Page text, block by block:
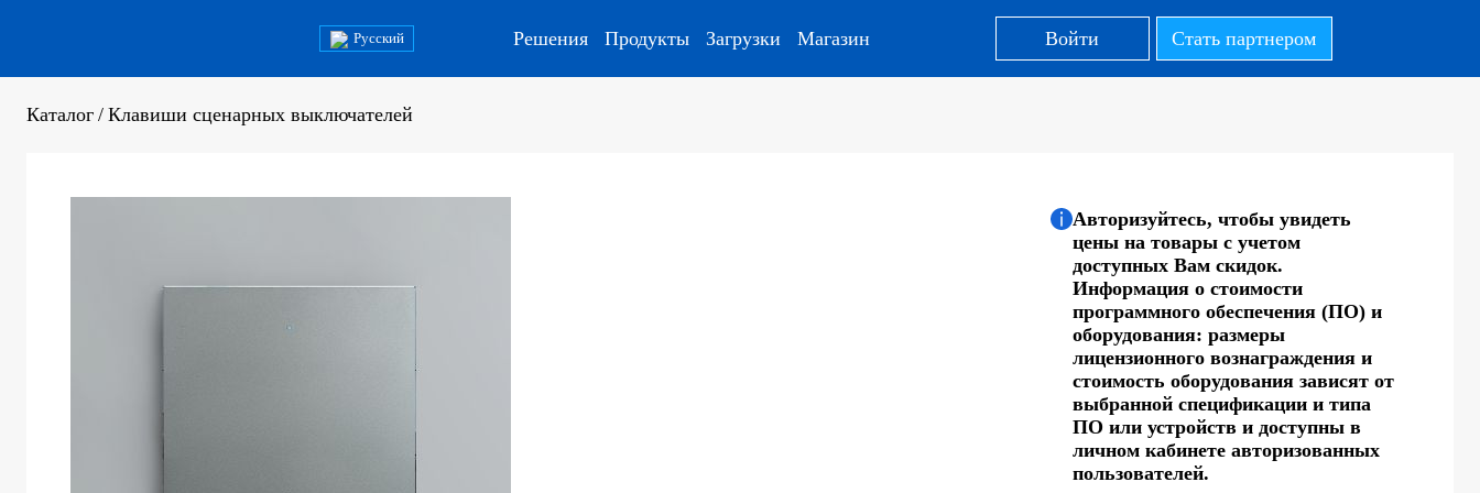
Русский Решения Продукты Загрузки Магазин Войти Стать партнером
Каталог / Клавиши сценарных выключателей
Авторизуйтесь, чтобы увидеть
цены на товары с учетом
доступных Вам скидок.
Информация о стоимости
программного обеспечения (ПО) и
оборудования: размеры
лицензионного вознаграждения и
стоимость оборудования зависят от
выбранной спецификации и типа
ПО или устройств и доступны в
личном кабинете авторизованных
пользователей.